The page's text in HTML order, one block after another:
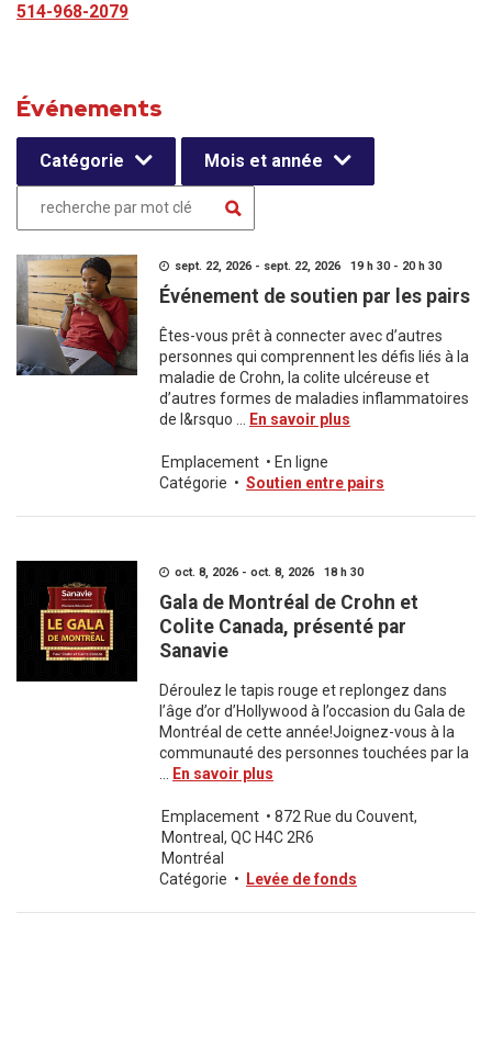
514-968-2079
Événements
Catégorie Mois et année
sept. 22, 2026 - sept. 22, 2026 19 h 30 - 20 h 30
Événement de soutien par les pairs
Êtes-vous prêt à connecter avec d’autres
personnes qui comprennent les défis liés à la
maladie de Crohn, la colite ulcéreuse et
d’autres formes de maladies inflammatoires
de l&rsquo ...
En savoir plus
Emplacement • En ligne
Catégorie • Soutien entre pairs
oct. 8, 2026 - oct. 8, 2026 18 h 30
Gala de Montréal de Crohn et
Colite Canada, présenté par
Sanavie
Déroulez le tapis rouge et replongez dans
l’âge d’or d’Hollywood à l’occasion du Gala de
Montréal de cette année!Joignez-vous à la
communauté des personnes touchées par la
En savoir plus
Emplacement • 872 Rue du Couvent,
Montreal, QC H4C 2R6
Montréal
Catégorie • Levée de fonds